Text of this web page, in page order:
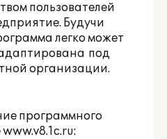
пользователей
Будучи
легко может
под
организации.
программного
www.v8.1c.ru: